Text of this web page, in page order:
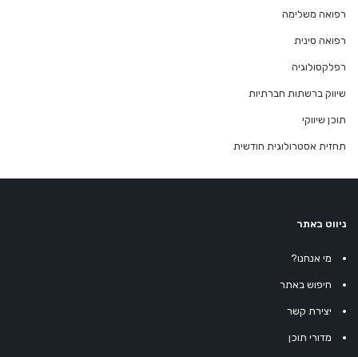
רפואה משלימה
רפואה סינית
רפלקסולוגיה
שיווק ברשתות חברתיות
תוכן שיווקי
תחזית אסטרולוגית חודשית
ניווט באתר
מי אנחנו?
חיפוש באתר
יצירת קשר
מדורי תוכן